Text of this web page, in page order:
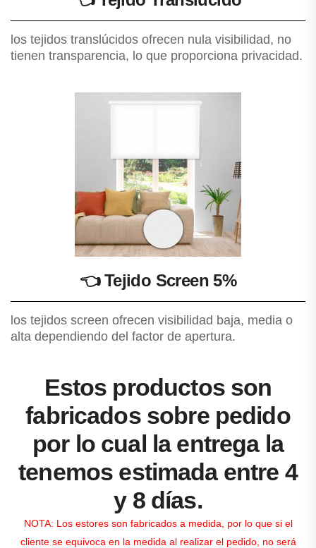
los tejidos translúcidos ofrecen nula visibilidad, no
tienen transparencia, lo que proporciona privacidad.
👈Tejido Screen 5%
los tejidos screen ofrecen visibilidad baja, media o
alta dependiendo del factor de apertura.
Estos productos son
fabricados sobre pedido
por lo cual la entrega la
tenemos estimada entre 4
y 8 días.
NOTA: Los estores son fabricados a medida, por lo que si el
cliente se equivoca en la medida al realizar el pedido, no será